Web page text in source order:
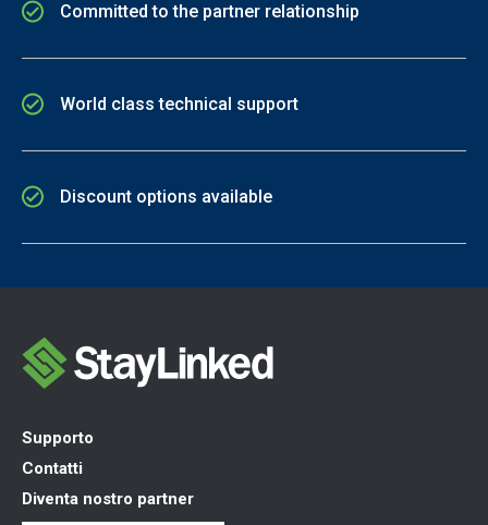
Committed to the partner relationship
World class technical support
Discount options available
Supporto
Contatti
Diventa nostro partner